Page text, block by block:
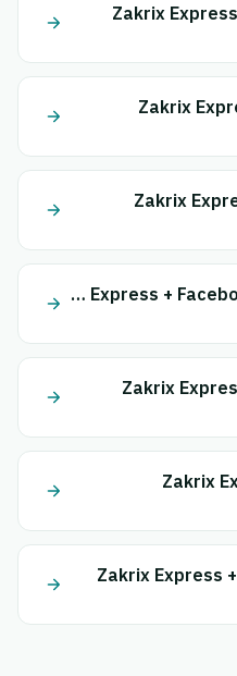
Zakrix
Zakrix
Zakrix
Zakrix Express + Facebook Commerce
Zakrix
Zakrix
Zakrix Express